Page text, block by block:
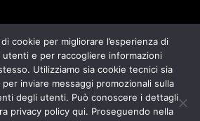
cookie per migliorare l’esperienza di
utenti e per raccogliere informazioni
Utilizziamo sia cookie tecnici sia
inviare messaggi promozionali sulla
degli utenti. Può conoscere i dettagli
privacy policy qui. Proseguendo nella